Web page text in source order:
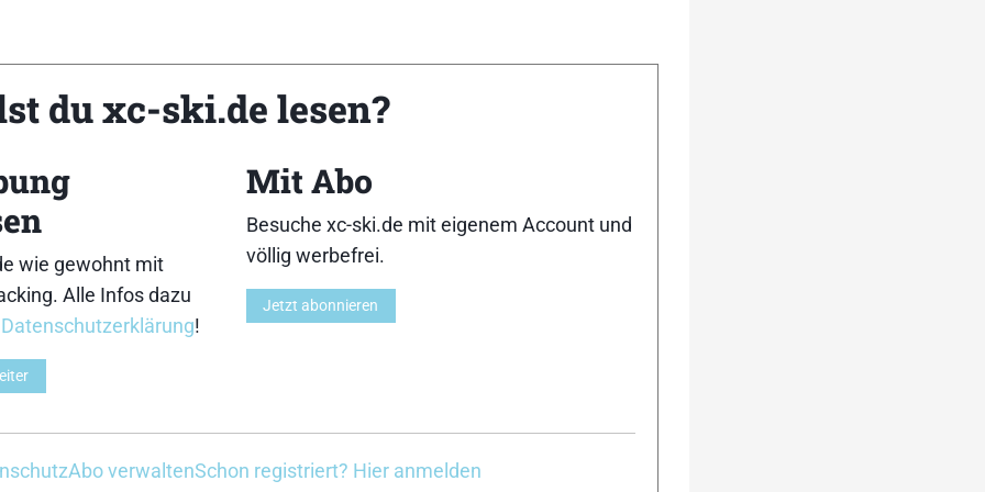
LEKI-Stock. Die waren ja mal bei 10mm, aber das eigene
8 bzw. 9mm Rohrdurchmesser.
bei Sport-Albert nachschauen.
von 10 mm wird es schwierig 🙁 Im Zweifelsfall bei Herrn
anfragen.
du xc-ski.de lesen?
wie gewohnt mit
Alle Infos dazu
Datenschutzerklärung!
Mit Abo
Besuche xc-ski.de mit eigenem Account und
völlig werbefrei.
Jetzt abonnieren
Abo verwaltenSchon registriert? Hier anmelden